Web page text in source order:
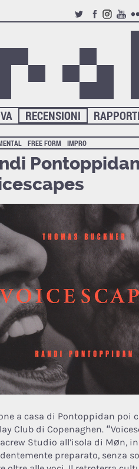
TWITTERFACEBOOK
RAPPORTI
RECENSIONI
FREE FORM IMPRO
a casa di Pontoppidan poi
Club di Copenaghen.
Studio all’isola di Møn,
preparato, senza